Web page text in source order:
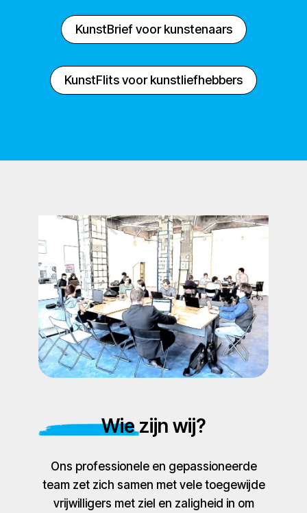
KunstBrief voor kunstenaars
KunstFlits voor kunstliefhebbers
Wie zijn wij?
Ons professionele en gepassioneerde
team zet zich samen met vele toegewijde
vrijwilligers met ziel en zaligheid in om